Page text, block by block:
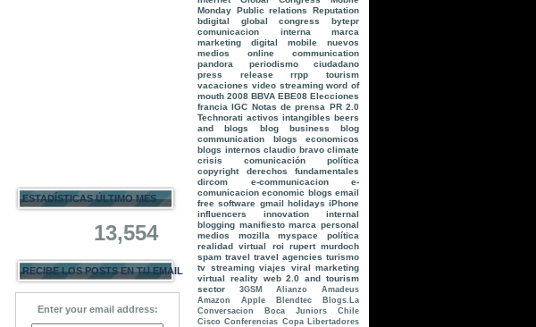
ESTADÍSTICAS ÚLTIMO MES
13,554
RECIBE LOS POSTS EN TU EMAIL
Enter your email address:
Monday Public relations
Reputation
bdigital global congress
bytepr
comunicacion interna
marca
marketing digital
mobile
nuevos
medios
online communication
pandora
periodismo ciudadano
press release
rrpp
tourism
vacaciones video streaming word of
mouth 2008 BBVA EBE08 Elecciones
francia IGC Notas de prensa PR 2.0
Technorati activos intangibles beers
and blogs
blog business
blog
communication
blogs economicos
blogs internos claudio bravo climate
crisis
comunicación política
copyright
derechos fundamentales
dircom
e-communicacion
e-
comunicacion economic blogs email
free software gmail holidays iPhone
influencers
innovation
internal
blogging manifiesto marca personal
medios
mozilla myspace
política
realidad virtual
roi
rupert murdoch
spam travel travel agencies turismo
tv streaming viajes
viral marketing
virtual reality web 2.0 and tourism
sector
3GSM Alianzo
Amadeus
Amazon
Apple Blendtec
Blogs.La
Conversacion
Boca Juniors
Chile
Cisco Conferencias Copa Libertadores